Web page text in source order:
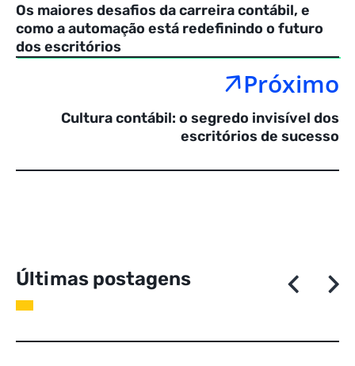
Os maiores desafios da carreira contábil, e
como a automação está redefinindo o futuro
dos escritórios
Próximo
Cultura contábil: o segredo invisível dos
escritórios de sucesso
Últimas postagens